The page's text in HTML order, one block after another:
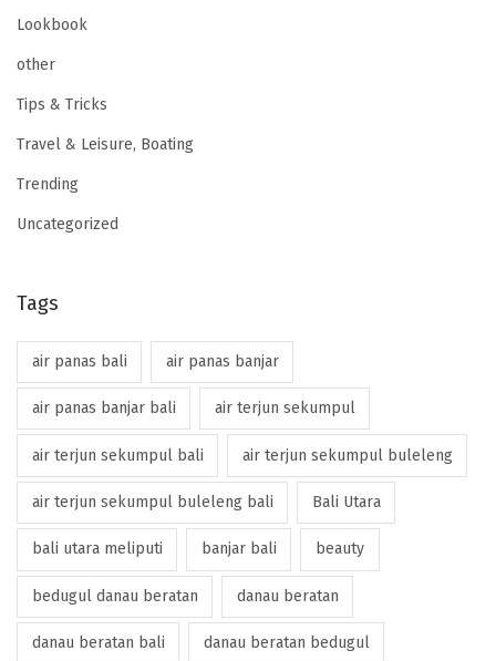
Lookbook
other
Tips & Tricks
Travel & Leisure, Boating
Trending
Uncategorized
Tags
air panas bali air panas banjar
air panas banjar bali air terjun sekumpul
air terjun sekumpul bali air terjun sekumpul buleleng
air terjun sekumpul buleleng bali Bali Utara
bali utara meliputi banjar bali beauty
bedugul danau beratan danau beratan
danau beratan bali danau beratan bedugul